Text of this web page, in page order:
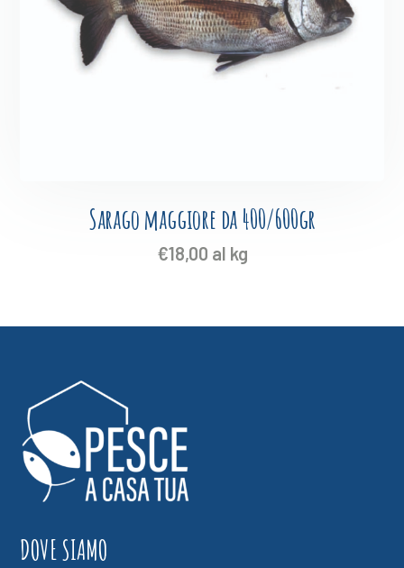
Sarago maggiore da 400/600gr
€18,00 al kg
DOVE SIAMO